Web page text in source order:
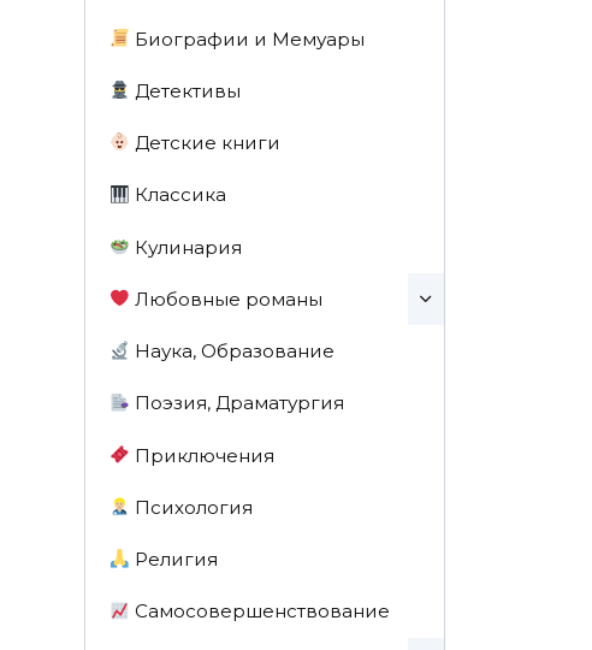
Биографии и Мемуары
Детективы
Детские книги
Классика
Кулинария
Любовные романы
Наука, Образование
Поэзия, Драматургия
Приключения
Психология
Религия
Самосовершенствование